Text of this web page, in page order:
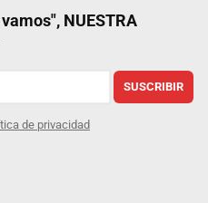
NUESTRA
SUSCRIBIR
de privacidad